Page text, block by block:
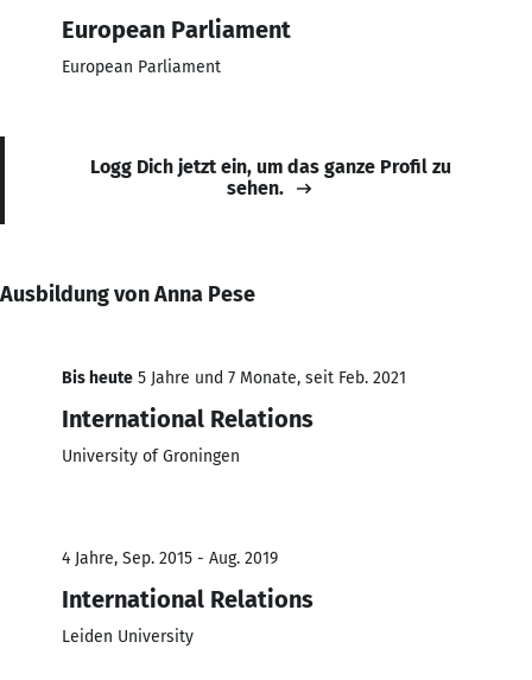
European Parliament
European Parliament
Logg Dich jetzt ein, um das ganze Profil zu
sehen.
Ausbildung von Anna Pese
Bis heute 5 Jahre und 7 Monate, seit Feb. 2021
International Relations
University of Groningen
4 Jahre, Sep. 2015 - Aug. 2019
International Relations
Leiden University